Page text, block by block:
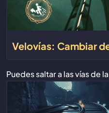
Velovías: Cambiar
Puedes saltar a las vías de